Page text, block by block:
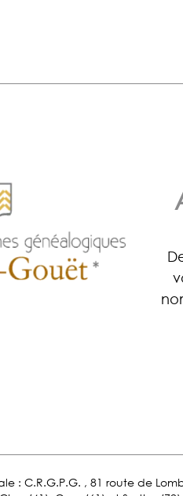
: C.R.G.P.G. , 81 route de